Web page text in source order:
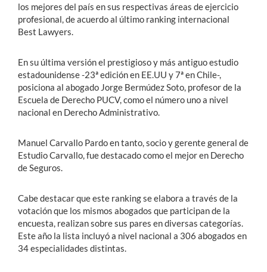
los mejores del país en sus respectivas áreas de ejercicio
profesional, de acuerdo al último ranking internacional
Best Lawyers.
En su última versión el prestigioso y más antiguo estudio
estadounidense -23ª edición en EE.UU y 7ª en Chile-,
posiciona al abogado Jorge Bermúdez Soto, profesor de la
Escuela de Derecho PUCV, como el número uno a nivel
nacional en Derecho Administrativo.
Manuel Carvallo Pardo en tanto, socio y gerente general de
Estudio Carvallo, fue destacado como el mejor en Derecho
de Seguros.
Cabe destacar que este ranking se elabora a través de la
votación que los mismos abogados que participan de la
encuesta, realizan sobre sus pares en diversas categorías.
Este año la lista incluyó a nivel nacional a 306 abogados en
34 especialidades distintas.